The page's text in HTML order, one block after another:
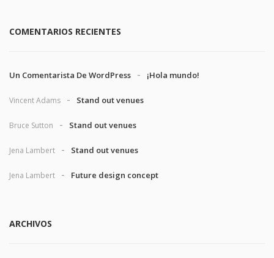
COMENTARIOS RECIENTES
Un Comentarista De WordPress ¡Hola mundo!
Vincent Adams Stand out venues
Bruce Sutton Stand out venues
Jena Lambert Stand out venues
Jena Lambert Future design concept
ARCHIVOS